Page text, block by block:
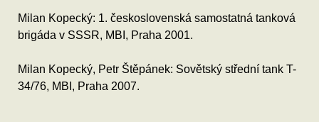
Milan Kopecký: 1. československá samostatná tanková
brigáda v SSSR, MBI, Praha 2001.
Milan Kopecký, Petr Štěpánek: Sovětský střední tank T-
34/76, MBI, Praha 2007.